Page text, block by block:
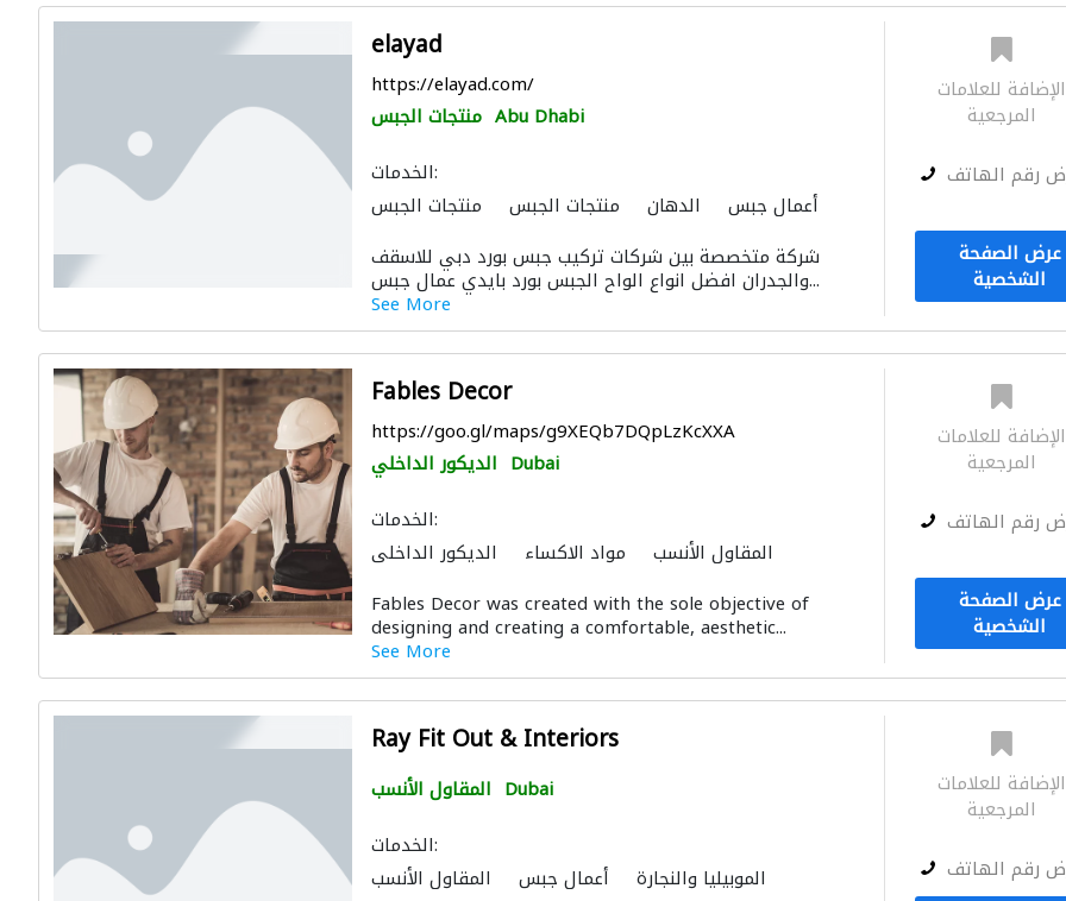
elayad
https://elayad.com/
منتجات الجبس Abu Dhabi
الخدمات:
منتجات الجبس
منتجات الجبس الدهان أعمال جبس
شركة متخصصة بين شركات تركيب جبس بورد دبي للاسقف
والجدران افضل انواع الواح الجبس بورد بايدي عمال جبس...
See More
الإضافة للعلامات
المرجعية
رقم الهاتف
عرض الصفحة
الشخصية
Fables Decor
https://goo.gl/maps/g9XEQb7DQpLzKcXXA
الديكور الداخلي Dubai
الخدمات:
الديكور الداخلي
مواد الاكساء المقاول الأنسب
Fables Decor was created with the sole objective of
designing and creating a comfortable, aesthetic...
See More
الإضافة للعلامات
المرجعية
رقم الهاتف
عرض الصفحة
الشخصية
Ray Fit Out & Interiors
المقاول الأنسب Dubai
الخدمات:
المقاول الأنسب
أعمال جبس
الموبيليا والنجارة
الإضافة للعلامات
المرجعية
رقم الهاتف